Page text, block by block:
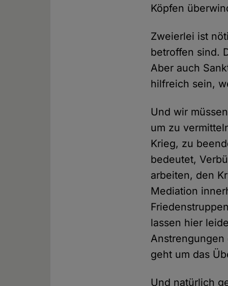
Köpfen
Zweierlei ist
betroffen sind.
Aber auch
hilfreich sein,
Und wir
um zu
Krieg, zu
bedeutet,
arbeiten, den
Mediation
lassen hier
Anstrengungen
geht um das
Und natürlich